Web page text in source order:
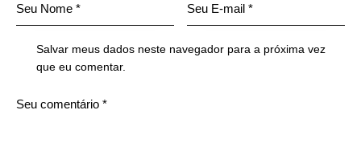
Salvar meus dados neste navegador para a próxima vez
que eu comentar.